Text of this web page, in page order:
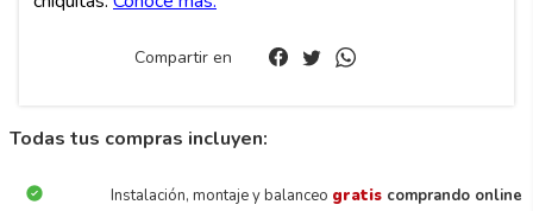
Compartir en
Todas tus compras incluyen:
Instalación, montaje y balanceo gratis comprando online